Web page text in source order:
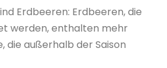
Erdbeeren: Erdbeeren, die
werden, enthalten mehr
die außerhalb der Saison